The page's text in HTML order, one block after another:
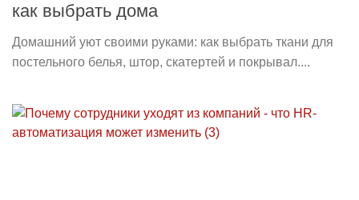
как выбрать дома
Домашний уют своими руками: как выбрать ткани для
постельного белья, штор, скатертей и покрывал....